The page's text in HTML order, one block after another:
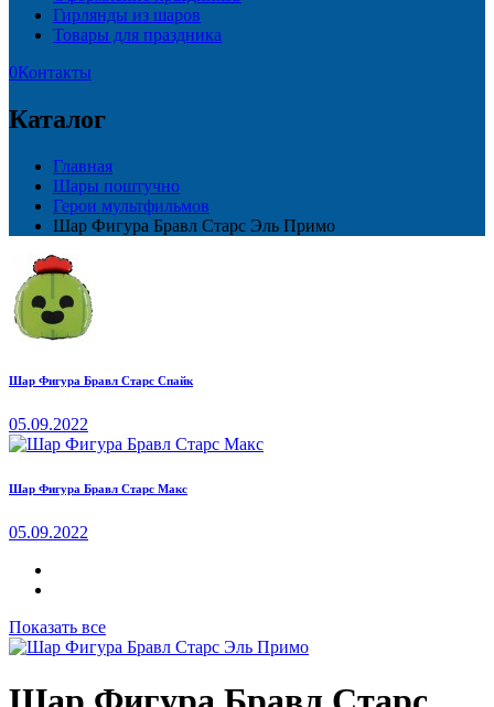
Гирлянды из шаров
Товары для праздника
0Контакты
Каталог
Главная
Шары поштучно
Герои мультфильмов
Шар Фигура Бравл Старс Эль Примо
Шар Фигура Бравл Старс Спайк
05.09.2022
Шар Фигура Бравл Старс Макс
05.09.2022
Показать все